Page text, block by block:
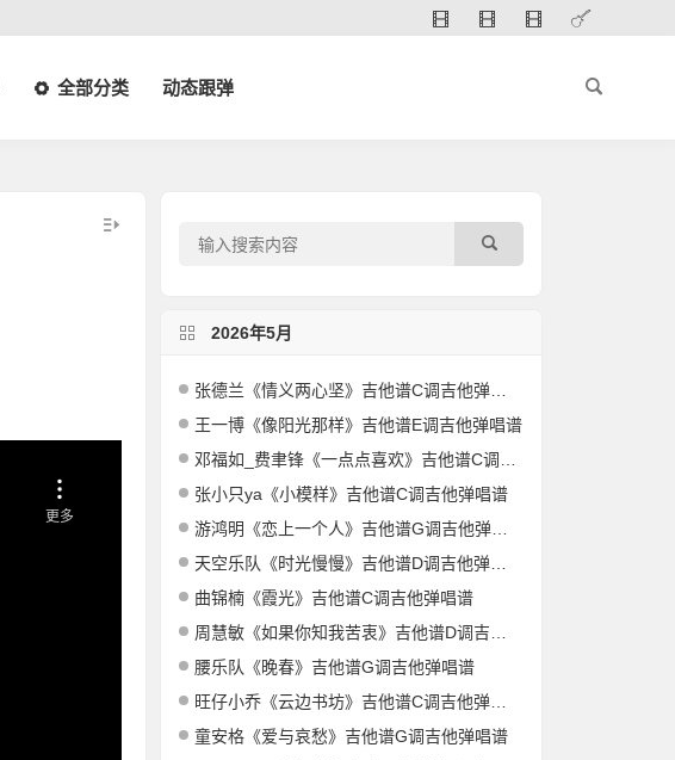
全部分类 动态跟弹
2026年5月
张德兰《情义两心坚》吉他谱C调吉他弹唱谱
王一博《像阳光那样》吉他谱E调吉他弹唱谱
邓福如_费聿锋《一点点喜欢》吉他谱C调吉他弹唱谱
张小只ya《小模样》吉他谱C调吉他弹唱谱
游鸿明《恋上一个人》吉他谱G调吉他弹唱谱
天空乐队《时光慢慢》吉他谱D调吉他弹唱谱
曲锦楠《霞光》吉他谱C调吉他弹唱谱
周慧敏《如果你知我苦衷》吉他谱D调吉他弹唱谱
腰乐队《晚春》吉他谱G调吉他弹唱谱
旺仔小乔《云边书坊》吉他谱C调吉他弹唱谱
童安格《爱与哀愁》吉他谱G调吉他弹唱谱